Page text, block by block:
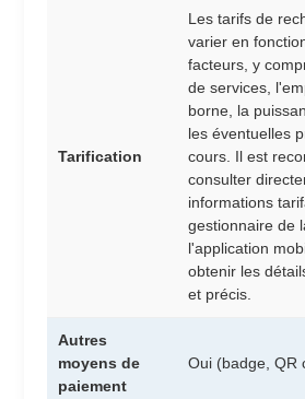
Tarification
Les tarifs de
varier en
facteurs, y
de services,
borne, la
les éventuelles
cours. Il est
consulter
informations
gestionnaire de
l'application
obtenir les
et précis.
Autres
moyens de
paiement
Oui (badge, QR